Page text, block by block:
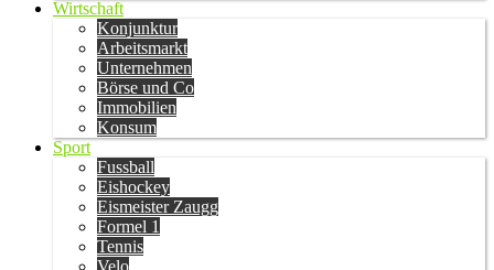
Wirtschaft
Konjunktur
Arbeitsmarkt
Unternehmen
Börse und Co
Immobilien
Konsum
Sport
Fussball
Eishockey
Eismeister Zaugg
Formel 1
Tennis
Velo